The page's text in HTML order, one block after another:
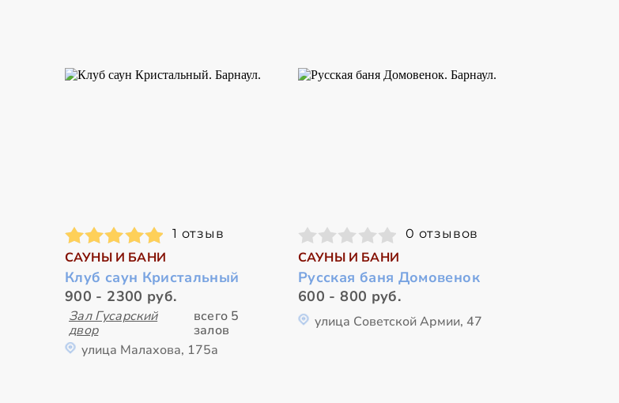
1 отзыв
САУНЫ И БАНИ
Клуб саун Кристальный
900 - 2300 руб.
Зал Гусарский
двор
всего 5
залов
улица Малахова, 175а
0 отзывов
САУНЫ И БАНИ
Русская баня Домовенок
600 - 800 руб.
улица Советской Армии, 47